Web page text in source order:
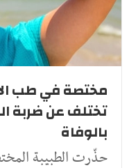
مختصة في طب
تختلف عن ضربة
بالوفاة
حذّرت الطبيبة